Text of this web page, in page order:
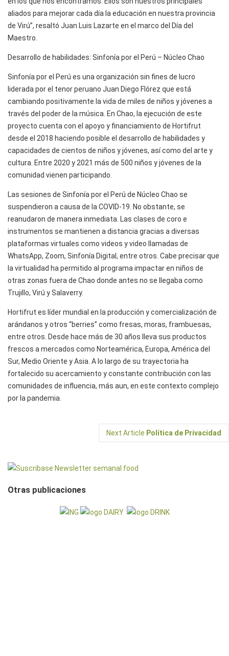
aliados para mejorar cada día la educación en nuestra provincia
de Virú”, resaltó Juan Luis Lazarte en el marco del Día del
Maestro.
Desarrollo de habilidades: Sinfonía por el Perú – Núcleo Chao
Sinfonía por el Perú es una organización sin fines de lucro
liderada por el tenor peruano Juan Diego Flórez que está
cambiando positivamente la vida de miles de niños y jóvenes a
través del poder de la música. En Chao, la ejecución de este
proyecto cuenta con el apoyo y financiamiento de Hortifrut
desde el 2018 haciendo posible el desarrollo de habilidades y
capacidades de cientos de niños y jóvenes, así como del arte y
cultura. Entre 2020 y 2021 más de 500 niños y jóvenes de la
comunidad vienen participando.
Las sesiones de Sinfonía por el Perú de Núcleo Chao se
suspendieron a causa de la COVID-19. No obstante, se
reanudaron de manera inmediata. Las clases de coro e
instrumentos se mantienen a distancia gracias a diversas
plataformas virtuales como videos y video llamadas de
WhatsApp, Zoom, Sinfonía Digital, entre otros. Cabe precisar que
la virtualidad ha permitido al programa impactar en niños de
otras zonas fuera de Chao donde antes no se llegaba como
Trujillo, Virú y Salaverry.
Hortifrut es líder mundial en la producción y comercialización de
arándanos y otros “berries” como fresas, moras, frambuesas,
entre otros. Desde hace más de 30 años lleva sus productos
frescos a mercados como Norteamérica, Europa, América del
Sur, Medio Oriente y Asia. A lo largo de su trayectoria ha
fortalecido su acercamiento y constante contribución con las
comunidades de influencia, más aun, en este contexto complejo
por la pandemia.
Next Article Política de Privacidad
Otras publicaciones